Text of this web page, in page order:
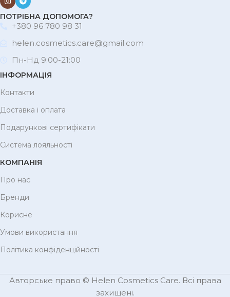
ПОТРІБНА ДОПОМОГА?
+380 96 780 98 31
helen.cosmetics.care@gmail.com
Пн-Нд 9:00-21:00
ІНФОРМАЦІЯ
Контакти
Доставка і оплата
Подарункові сертифікати
Система лояльності
КОМПАНІЯ
Про нас
Бренди
Корисне
Умови використання
Політика конфіденційності
Авторське право © Helen Cosmetics Care. Всі права
захищені.